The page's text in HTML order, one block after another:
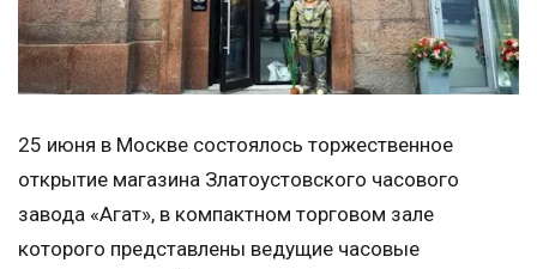
25 июня в Москве состоялось торжественное
открытие магазина Златоустовского часового
завода «Агат», в компактном торговом зале
которого представлены ведущие часовые